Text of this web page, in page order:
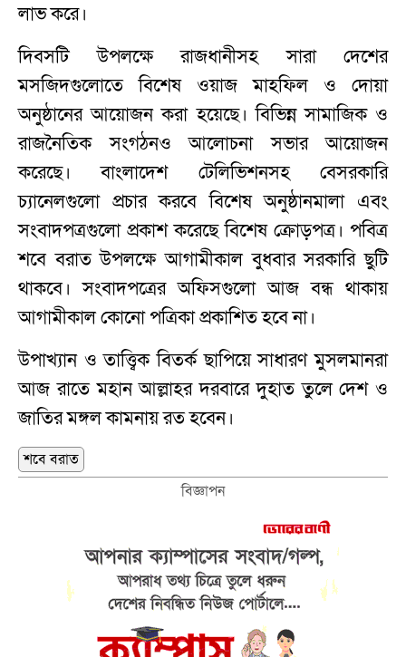
লাভ করে।
দিবসটি উপলক্ষে রাজধানীসহ সারা দেশের
মসজিদগুলোতে বিশেষ ওয়াজ মাহফিল ও দোয়া
অনুষ্ঠানের আয়োজন করা হয়েছে। বিভিন্ন সামাজিক ও
রাজনৈতিক সংগঠনও আলোচনা সভার আয়োজন
করেছে। বাংলাদেশ টেলিভিশনসহ বেসরকারি
চ্যানেলগুলো প্রচার করবে বিশেষ অনুষ্ঠানমালা এবং
সংবাদপত্রগুলো প্রকাশ করেছে বিশেষ ক্রোড়পত্র। পবিত্র
শবে বরাত উপলক্ষে আগামীকাল বুধবার সরকারি ছুটি
থাকবে। সংবাদপত্রের অফিসগুলো আজ বন্ধ থাকায়
আগামীকাল কোনো পত্রিকা প্রকাশিত হবে না।
উপাখ্যান ও তাত্ত্বিক বিতর্ক ছাপিয়ে সাধারণ মুসলমানরা
আজ রাতে মহান আল্লাহর দরবারে দুহাত তুলে দেশ ও
জাতির মঙ্গল কামনায় রত হবেন।
শবে বরাত
বিজ্ঞাপন